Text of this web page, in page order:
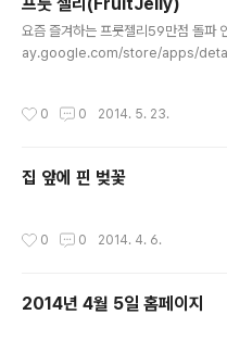
요즘 즐겨하는 프룻젤리59만점 돌
ay.google.com/store/apps/
0 0 2014. 5. 23.
집 앞에 핀 벚꽃
0 0 2014. 4. 6.
2014년 4월 5일 홈페이지